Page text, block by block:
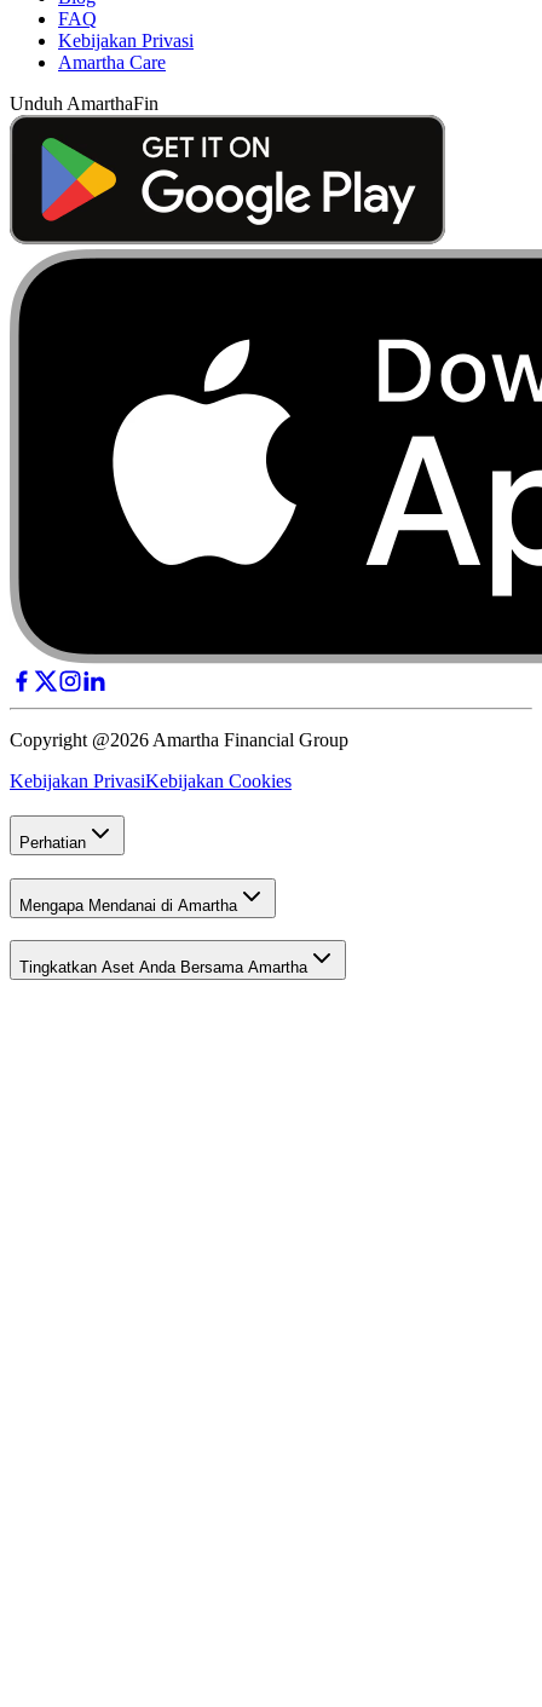
FAQ
Kebijakan Privasi
Amartha Care
Unduh AmarthaFin
Copyright @2026 Amartha Financial Group
Kebijakan PrivasiKebijakan Cookies
Perhatian
Mengapa Mendanai di Amartha
Tingkatkan Aset Anda Bersama Amartha